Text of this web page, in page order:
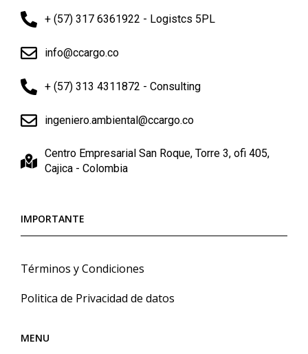
+ (57) 317 6361922 - Logistcs 5PL
info@ccargo.co
+ (57) 313 4311872 - Consulting
ingeniero.ambiental@ccargo.co
Centro Empresarial San Roque, Torre 3, ofi 405,
Cajica - Colombia
IMPORTANTE
Términos y Condiciones
Politica de Privacidad de datos
MENU